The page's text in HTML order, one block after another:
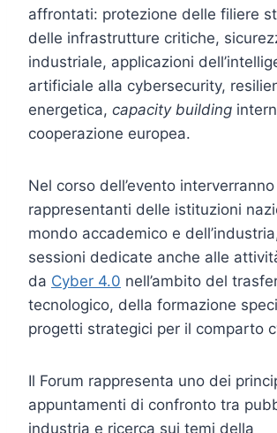
affrontati: protezione delle filiere
delle infrastrutture critiche,
industriale, applicazioni
artificiale alla cybersecurity,
energetica, capacity building
cooperazione europea.
Nel corso dell’evento interverranno
rappresentanti delle istituzioni
mondo accademico e
sessioni dedicate anche alle
da Cyber 4.0 nell’ambito del
tecnologico, della formazione
progetti strategici per il comparto
Il Forum rappresenta uno dei
appuntamenti di confronto tra
industria e ricerca sui temi della